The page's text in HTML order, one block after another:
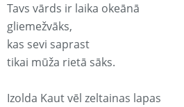
Tavs vārds ir laika okeānā
gliemežvāks,
kas sevi saprast
tikai mūža rietā sāks.
Izolda Kaut vēl zeltainas lapas